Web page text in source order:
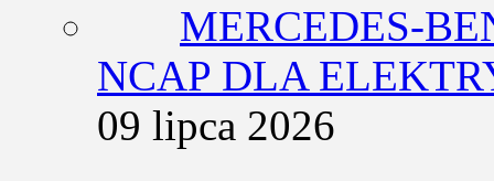
MERCEDES-
NCAP DLA
09 lipca 2026